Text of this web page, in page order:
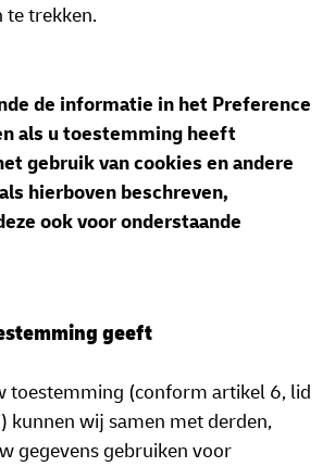
trekken.
de informatie in het Preference
als u toestemming heeft
gebruik van cookies en andere
hierboven beschreven,
ook voor onderstaande
geeft
toestemming (conform artikel 6, lid
kunnen wij samen met derden,
gegevens gebruiken voor